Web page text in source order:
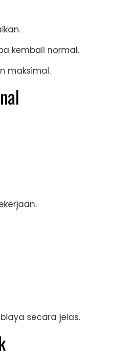
kembali normal.
maksimal.
secara jelas.